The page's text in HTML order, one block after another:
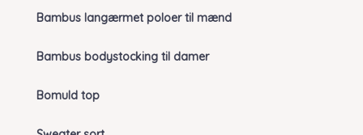
Bambus langærmet poloer til mænd
Bambus bodystocking til damer
Bomuld top